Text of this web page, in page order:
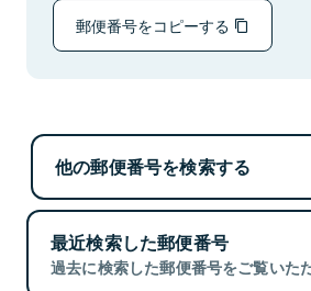
郵便番号をコピーする
他の郵便番号を検索する
最近検索した郵便番号
過去に検索した郵便番号をご覧いた